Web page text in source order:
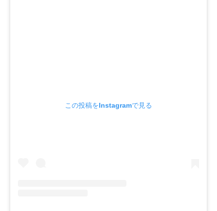
この投稿をInstagramで見る